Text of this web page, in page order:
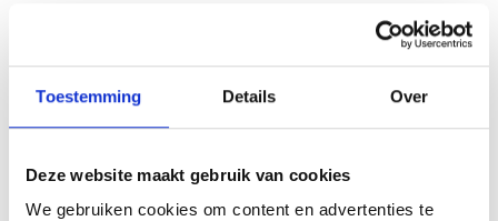
Toestemming Details Over
Deze website maakt gebruik van cookies
We gebruiken cookies om content en advertenties te
Concap geen diensten aan, hierop is bijgevolg geen
Artikel 7 - Kosten in geval van terugzending
De kosten van terugzending zijn steeds ten laste van de
Artikel 8 - De prijs